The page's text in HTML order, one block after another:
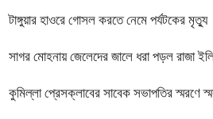
টাঙ্গুয়ার হাওরে গোসল করতে নেমে পর্যটকের মৃত্যু
সাগর মোহনায় জেলেদের জালে ধরা পড়ল রাজা
কুমিল্লা প্রেসক্লাবের সাবেক সভাপতির স্মরণে